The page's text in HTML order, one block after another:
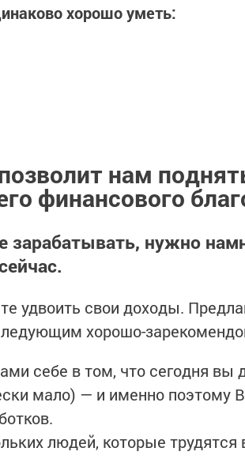
хорошо уметь:
нам
финансового
нужно
удвоить свои доходы.
хорошо-
себе в том, что сегодня вы
мало) — и именно поэтому
людей, которые